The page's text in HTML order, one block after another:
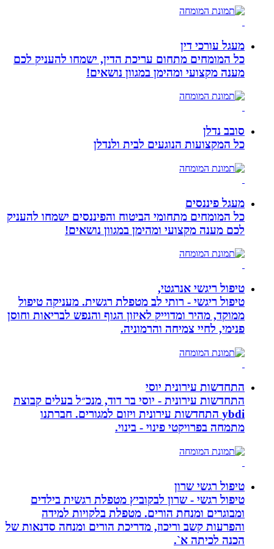
מעגל עורכי דין
כל המומחים מתחום עריכת הדין, ישמחו להעניק לכם
מענה מקצועי ומהימן במגוון נושאים!
סובב נדלן
כל המקצועות הנוגעים לבית ולנדלן
מעגל פיננסים
כל המומחים מתחומי הביטוח והפיננסים ישמחו להעניק
לכם מענה מקצועי ומהימן במגוון נושאים!
טיפול ריגשי אנרגטי,
טיפול ריגשי - רותי לב מטפלת רגשית. מעניקה טיפול
ממוקד, מהיר ומדוייק לאיזון הגוף והנפש לבריאות וחוסן
פנימי, לחיי צמיחה והרמוניה.
התחדשות עירונית יוסי
התחדשות עירונית - יוסי בר דוד, מנכ״ל בעלים קבוצת
ybdi התחדשות עירונית ויזום למגורים. חברתנו
מתמחה בפרויקטי פינוי - בינוי.
טיפול רגשי שרון
טיפול רגשי - שרון לבקוביץ מטפלת רגשית בילדים
ומבוגרים ומנחת הורים. מטפלת בלקויות למידה
והפרעות קשב וריכוז, מדריכת הורים ומנחה סדנאות של
הכנה לכיתה א`.